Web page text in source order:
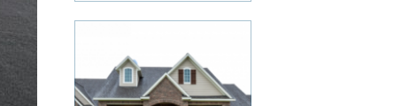
slitage och fukt, lyfter
helhetsintrycket och kan
till och med höja värdet